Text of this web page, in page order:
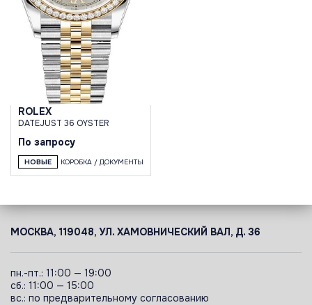
ROLEX
DATEJUST 36 OYSTER
По запросу
НОВЫЕ КОРОБКА / ДОКУМЕНТЫ
МОСКВА, 119048, УЛ. ХАМОВНИЧЕСКИЙ ВАЛ, Д. 36
пн.-пт.: 11:00 — 19:00
сб.: 11:00 — 15:00
вс.: по предварительному согласованию